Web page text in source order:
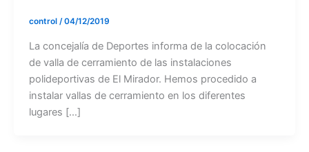
control /04/12/2019
La concejalía de Deportes informa de la colocación
de valla de cerramiento de las instalaciones
polideportivas de El Mirador. Hemos procedido a
instalar vallas de cerramiento en los diferentes
lugares […]